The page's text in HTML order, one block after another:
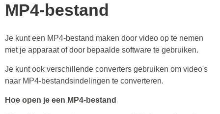
MP4-bestand
Je kunt een MP4-bestand maken door video op te nemen
met je apparaat of door bepaalde software te gebruiken.
Je kunt ook verschillende converters gebruiken om video's
naar MP4-bestandsindelingen te converteren.
Hoe open je een MP4-bestand